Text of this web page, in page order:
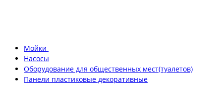
Мойки
Насосы
Оборудование для общественных мест(туалетов)
Панели пластиковые декоративные